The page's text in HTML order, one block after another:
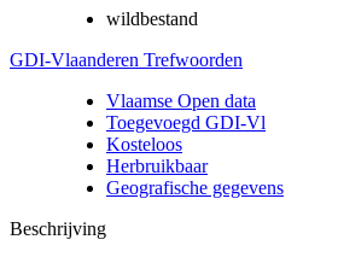
wildbestand
GDI-Vlaanderen Trefwoorden
Vlaamse Open data
Toegevoegd GDI-Vl
Kosteloos
Herbruikbaar
Geografische gegevens
Beschrijving